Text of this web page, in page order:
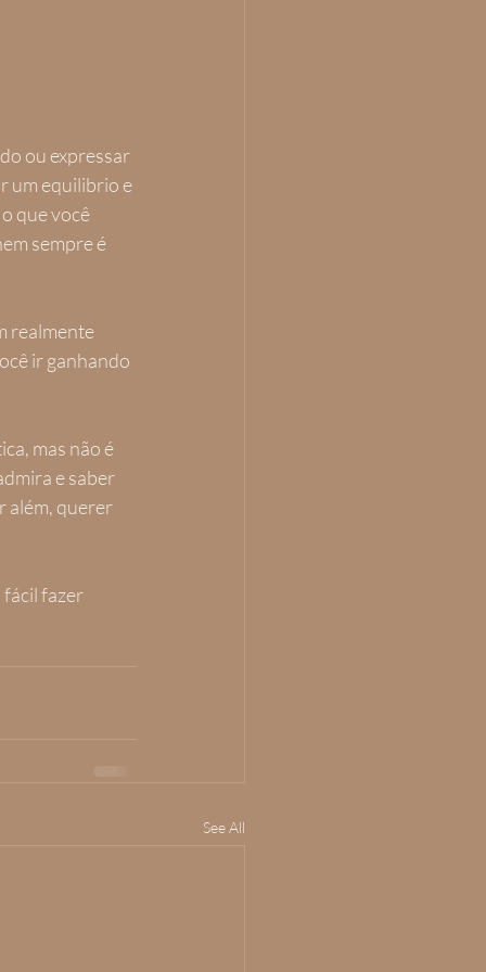
ou expressar
um equilibrio e
que você
sempre é
realmente
ir ganhando
mas não é
e saber
além, querer
fácil fazer
See All